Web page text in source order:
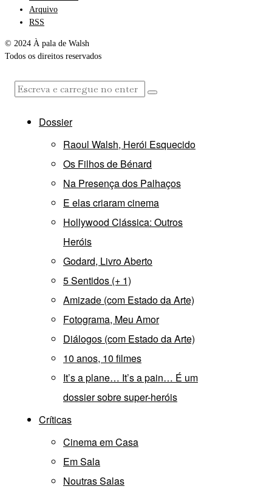
Arquivo
RSS
© 2024 À pala de Walsh
Todos os direitos reservados
Dossier
Raoul Walsh, Herói Esquecido
Os Filhos de Bénard
Na Presença dos Palhaços
E elas criaram cinema
Hollywood Clássica: Outros
Heróis
Godard, Livro Aberto
5 Sentidos (+ 1)
Amizade (com Estado da Arte)
Fotograma, Meu Amor
Diálogos (com Estado da Arte)
10 anos, 10 filmes
It’s a plane… It’s a pain… É um
dossier sobre super-heróis
Críticas
Cinema em Casa
Em Sala
Noutras Salas